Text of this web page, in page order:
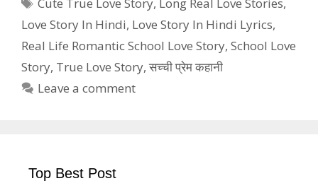
Love Story In Hindi, Love Story In Hindi Lyrics,
Real Life Romantic School Love Story, School Love
Story, True Love Story, सच्ची प्रेम कहानी
Leave a comment
Top Best Post